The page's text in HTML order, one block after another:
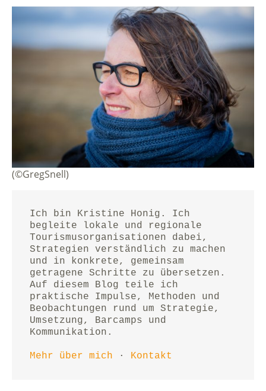
(©GregSnell)
Ich bin Kristine Honig. Ich
begleite lokale und regionale
Tourismusorganisationen dabei,
Strategien verständlich zu machen
und in konkrete, gemeinsam
getragene Schritte zu übersetzen.
Auf diesem Blog teile ich
praktische Impulse, Methoden und
Beobachtungen rund um Strategie,
Umsetzung, Barcamps und
Kommunikation.
Mehr über mich · Kontakt